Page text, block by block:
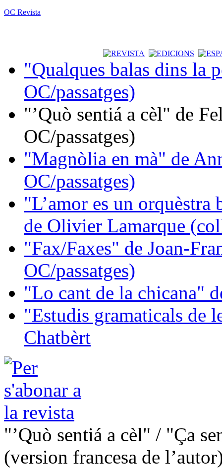
OC Revista
"Qualques balas dins la
OC/passatges)
"’Quò sentiá a cèl" de
OC/passatges)
"Magnòlia en mà" de
OC/passatges)
"L’amor es un orquèstra
de Olivier Lamarque
"Fax/Faxes" de Joan-
OC/passatges)
"Lo cant de la chicana"
"Estudis gramaticals de
Chatbèrt
"’Quò sentiá a cèl" / "Ça
(version francesa de